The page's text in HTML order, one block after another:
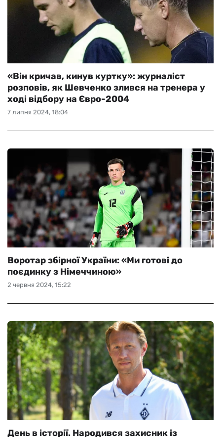
7 липня 2024, 18:04
«Він кричав, кинув куртку»: журналіст
розповів, як Шевченко злився на тренера у
ході відбору на Євро-2004
2 червня 2024, 15:22
Воротар збірної України: «Ми готові до
поєдинку з Німеччиною»
День в історії. Народився захисник із